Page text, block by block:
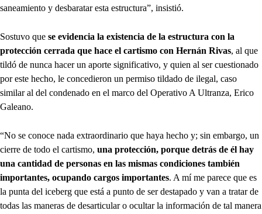
saneamiento y desbaratar esta estructura”, insistió.
Sostuvo que se evidencia la existencia de la estructura con la
protección cerrada que hace el cartismo con Hernán Rivas, al que
tildó de nunca hacer un aporte significativo, y quien al ser cuestionado
por este hecho, le concedieron un permiso tildado de ilegal, caso
similar al del condenado en el marco del Operativo A Ultranza, Erico
Galeano.
“No se conoce nada extraordinario que haya hecho y; sin embargo, un
cierre de todo el cartismo, una protección, porque detrás de él hay
una cantidad de personas en las mismas condiciones también
importantes, ocupando cargos importantes. A mí me parece que es
la punta del iceberg que está a punto de ser destapado y van a tratar de
todas las maneras de desarticular o ocultar la información de tal manera